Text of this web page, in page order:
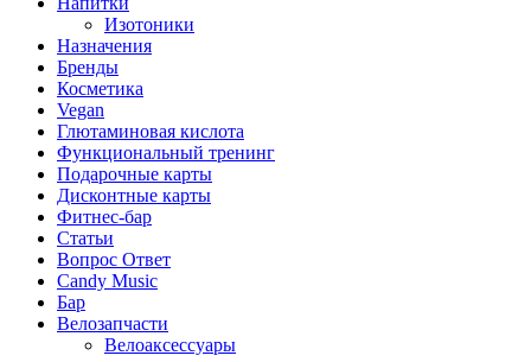
Изотоники
Назначения
Бренды
Косметика
Vegan
Глютаминовая кислота
Функциональный тренинг
Подарочные карты
Дисконтные карты
Фитнес-бар
Статьи
Вопрос Ответ
Candy Music
Бар
Велозапчасти
Велоаксессуары